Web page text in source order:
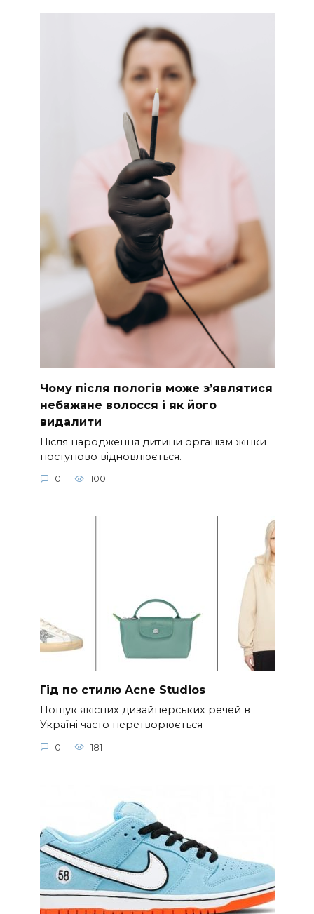
Чому після пологів може з’являтися
небажане волосся і як його
видалити
Після народження дитини організм жінки
поступово відновлюється.
0 100
Гід по стилю Acne Studios
Пошук якісних дизайнерських речей в
Україні часто перетворюється
0 181